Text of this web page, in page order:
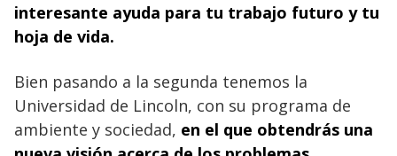
interesante ayuda para tu trabajo futuro y tu
hoja de vida.
Bien pasando a la segunda tenemos la
Universidad de Lincoln, con su programa de
ambiente y sociedad, en el que obtendrás una